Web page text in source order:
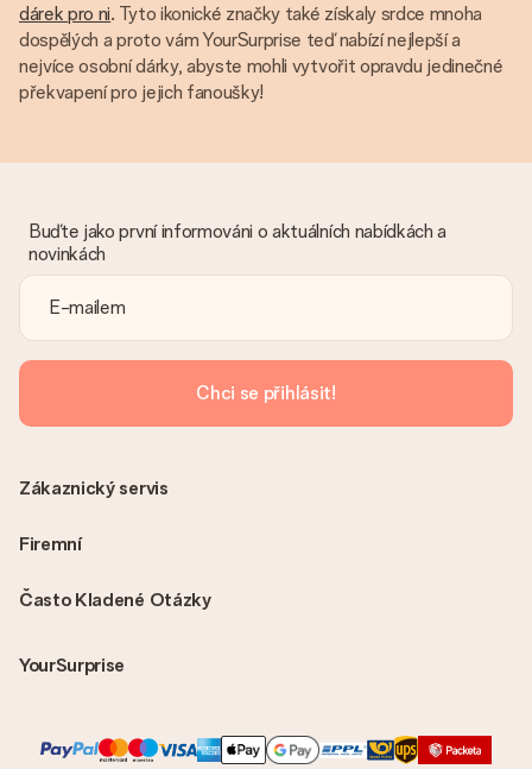
dárek pro ni. Tyto ikonické značky také získaly srdce mnoha
dospělých a proto vám YourSurprise teď nabízí nejlepší a
nejvíce osobní dárky, abyste mohli vytvořit opravdu jedinečné
překvapení pro jejich fanoušky!
Buďte jako první informováni o aktuálních nabídkách a
novinkách
Chci se přihlásit!
Často Kladené Otázky
YourSurprise
Zákaznický servis
Firemní